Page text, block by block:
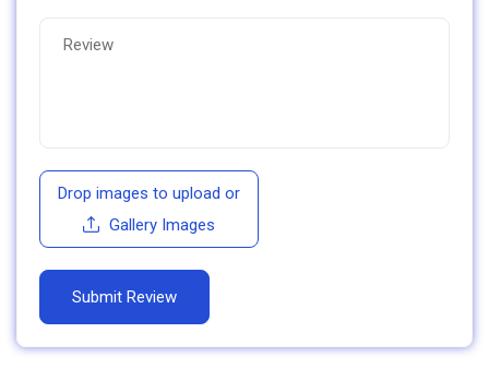
Drop images to upload or
Gallery Images